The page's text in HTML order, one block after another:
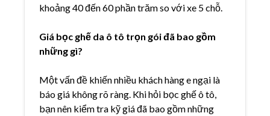
khoảng 40 đến 60 phần trăm so với xe 5 chỗ.
Giá bọc ghế da ô tô trọn gói đã bao gồm
những gì?
Một vấn đề khiến nhiều khách hàng e ngại là
báo giá không rõ ràng. Khi hỏi bọc ghế ô tô,
bạn nên kiểm tra kỹ giá đã bao gồm những